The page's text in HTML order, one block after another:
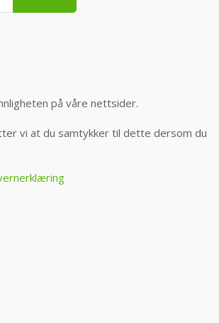
på våre nettsider.
vi at du samtykker til dette dersom du